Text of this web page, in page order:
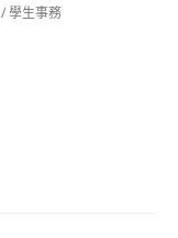
/學生事務